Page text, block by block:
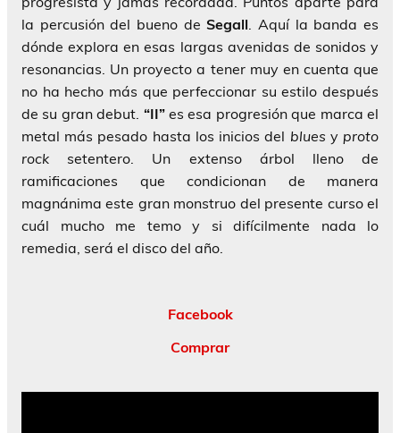
la percusión del bueno deSegall. Aquí la banda es
dónde explora en esas largas avenidas de sonidos y
resonancias. Un proyecto a tener muy en cuenta que
no ha hecho más que perfeccionar su estilo después
de su gran debut. “II”es esa progresión que marca el
metal más pesado hasta los inicios del blues y proto
rock setentero. Un extenso árbol lleno de
ramificaciones que condicionan de manera
magnánima este gran monstruo del presente curso el
cuál mucho me temo y si difícilmente nada lo
remedia, será el disco del año.
Facebook
Comprar